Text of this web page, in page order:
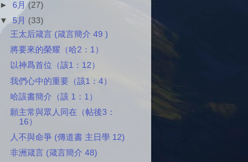
►6月(27)
▼5月 (33)
王太后箴言 (箴言簡介 49 )
將要來的榮耀（哈2：1）
以神爲首位（該1：12）
我們心中的重要（該1：4）
哈該書簡介（該 1：1）
願主常與眾人同在（帖後3：
16）
人不與命爭 (傳道書 主日學 12)
非洲箴言 (箴言簡介 48)